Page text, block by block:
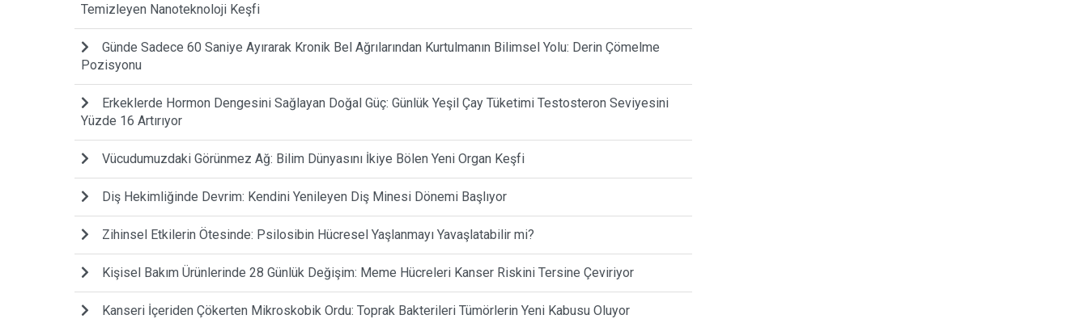
Temizleyen Nanoteknoloji Keşfi
Günde Sadece 60 Saniye Ayırarak Kronik Bel Ağrılarından Kurtulmanın Bilimsel Yolu: Derin Çömelme
Pozisyonu
Erkeklerde Hormon Dengesini Sağlayan Doğal Güç: Günlük Yeşil Çay Tüketimi Testosteron Seviyesini
Yüzde 16 Artırıyor
Vücudumuzdaki Görünmez Ağ: Bilim Dünyasını İkiye Bölen Yeni Organ Keşfi
Diş Hekimliğinde Devrim: Kendini Yenileyen Diş Minesi Dönemi Başlıyor
Zihinsel Etkilerin Ötesinde: Psilosibin Hücresel Yaşlanmayı Yavaşlatabilir mi?
Kişisel Bakım Ürünlerinde 28 Günlük Değişim: Meme Hücreleri Kanser Riskini Tersine Çeviriyor
Kanseri İçeriden Çökerten Mikroskobik Ordu: Toprak Bakterileri Tümörlerin Yeni Kabusu Oluyor